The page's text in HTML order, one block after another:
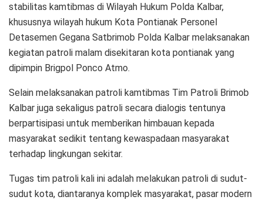
stabilitas kamtibmas di Wilayah Hukum Polda Kalbar,
khususnya wilayah hukum Kota Pontianak Personel
Detasemen Gegana Satbrimob Polda Kalbar melaksanakan
kegiatan patroli malam disekitaran kota pontianak yang
dipimpin Brigpol Ponco Atmo.
Selain melaksanakan patroli kamtibmas Tim Patroli Brimob
Kalbar juga sekaligus patroli secara dialogis tentunya
berpartisipasi untuk memberikan himbauan kepada
masyarakat sedikit tentang kewaspadaan masyarakat
terhadap lingkungan sekitar.
Tugas tim patroli kali ini adalah melakukan patroli di sudut-
sudut kota, diantaranya komplek masyarakat, pasar modern